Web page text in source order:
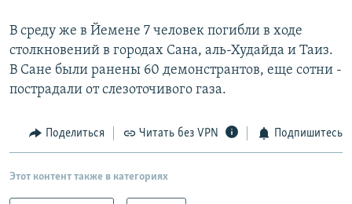
В среду же в Йемене 7 человек погибли в ходе
столкновений в городах Сана, аль-Худайда и Таиз.
В Сане были ранены 60 демонстрантов, еще сотни -
пострадали от слезоточивого газа.
Поделиться Читать без VPN Подпишитесь
Этот контент также в категориях